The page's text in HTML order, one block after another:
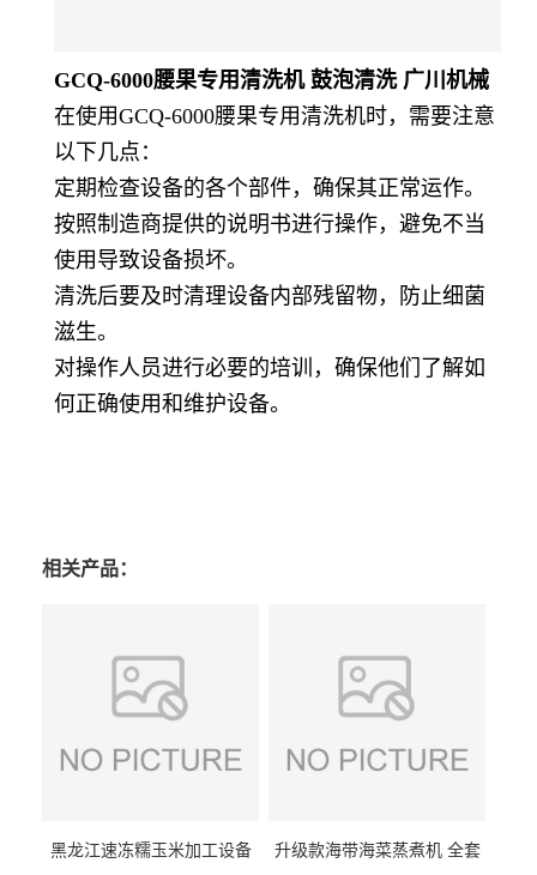
GCQ-6000腰果专用清洗机 鼓泡清洗 广川机械
在使用GCQ-6000腰果专用清洗机时，需要注意
以下几点：
定期检查设备的各个部件，确保其正常运作。
按照制造商提供的说明书进行操作，避免不当
使用导致设备损坏。
清洗后要及时清理设备内部残留物，防止细菌
滋生。
对操作人员进行必要的培训，确保他们了解如
何正确使用和维护设备。
相关产品：
黑龙江速冻糯玉米加工设备
升级款海带海菜蒸煮机 全套